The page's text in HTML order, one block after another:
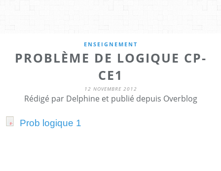
ENSEIGNEMENT
PROBLÈME DE LOGIQUE CP-
CE1
12 NOVEMBRE 2012
Rédigé par Delphine et publié depuis Overblog
Prob logique 1